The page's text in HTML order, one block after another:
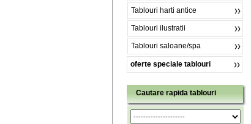
Tablouri harti antice
Tablouri ilustratii
Tablouri saloane/spa
oferte speciale tablouri
Cautare rapida tablouri